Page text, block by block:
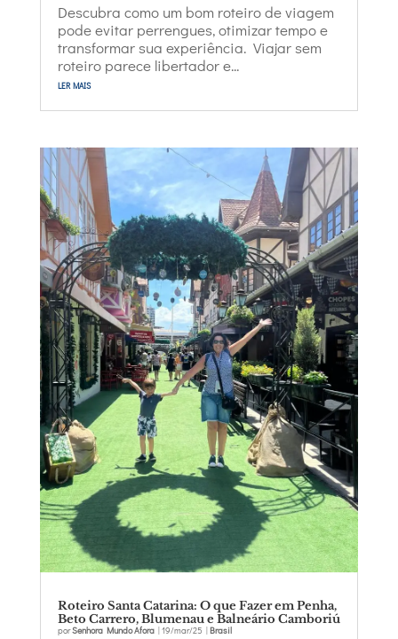
Descubra como um bom roteiro de viagem
pode evitar perrengues, otimizar tempo e
transformar sua experiência. Viajar sem
roteiro parece libertador e...
ler mais
Roteiro Santa Catarina: O que Fazer em Penha,
Beto Carrero, Blumenau e Balneário Camboriú
porSenhora Mundo Afora| 19/mar/25 Brasil